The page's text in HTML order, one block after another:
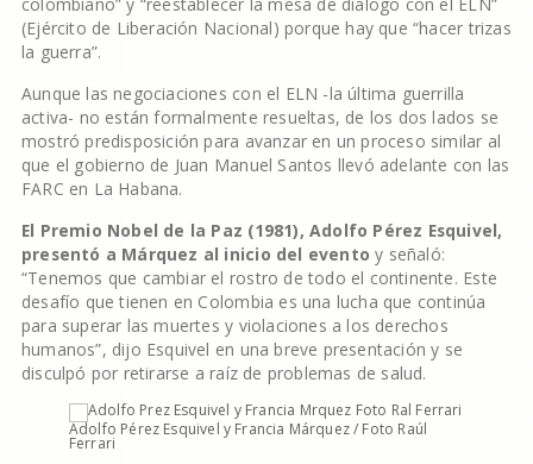
(Ejército de Liberación Nacional) porque hay que “hacer trizas
la guerra”.
Aunque las negociaciones con el ELN -la última guerrilla
activa- no están formalmente resueltas, de los dos lados se
mostró predisposición para avanzar en un proceso similar al
que el gobierno de Juan Manuel Santos llevó adelante con las
FARC en La Habana.
El Premio Nobel de la Paz (1981), Adolfo Pérez Esquivel,
presentó a Márquez al inicio del evento y señaló:
“Tenemos que cambiar el rostro de todo el continente. Este
desafío que tienen en Colombia es una lucha que continúa
para superar las muertes y violaciones a los derechos
humanos”, dijo Esquivel en una breve presentación y se
disculpó por retirarse a raíz de problemas de salud.
Adolfo Pérez Esquivel y Francia Márquez / Foto Raúl
Ferrari